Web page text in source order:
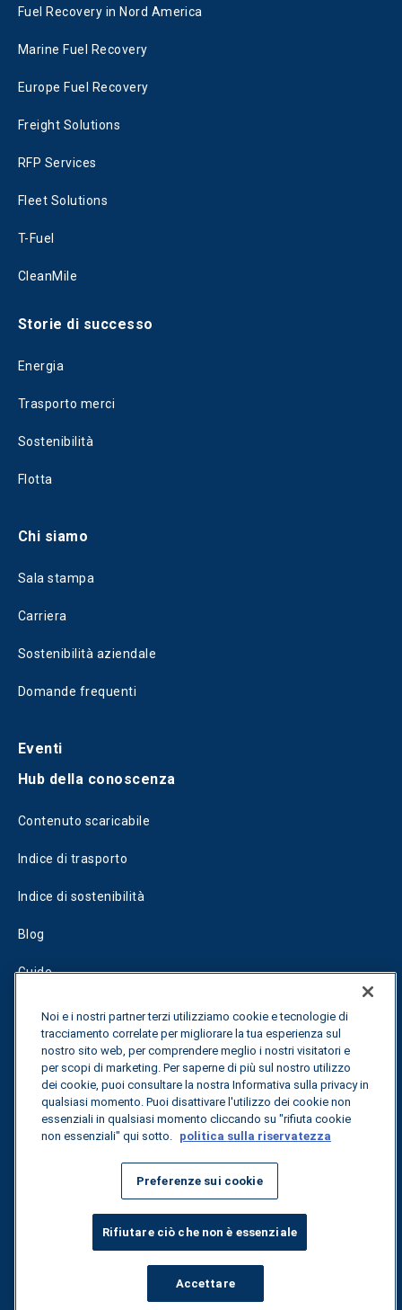
Fuel Recovery in Nord America
Marine Fuel Recovery
Europe Fuel Recovery
Freight Solutions
RFP Services
Fleet Solutions
T-Fuel
CleanMile
Storie di successo
Energia
Trasporto merci
Sostenibilità
Flotta
Chi siamo
Sala stampa
Carriera
Sostenibilità aziendale
Domande frequenti
Eventi
Hub della conoscenza
Contenuto scaricabile
Indice di trasporto
Indice di sostenibilità
Blog
Guide
Fuel Savings Calculator
Calcolatore di ottimizzazione dei trasporti
Tracciamento delle tariffe
Contattateci
Tutti i diritti riservati. Informativa sulla privacy
Noi e i nostri partner terzi utilizziamo cookie e tecnologie di
tracciamento correlate per migliorare la tua esperienza sul
nostro sito web, per comprendere meglio i nostri visitatori e
per scopi di marketing. Per saperne di più sul nostro utilizzo
dei cookie, puoi consultare la nostra Informativa sulla privacy in
qualsiasi momento. Puoi disattivare l'utilizzo dei cookie non
essenziali in qualsiasi momento cliccando su "rifiuta cookie
non essenziali" qui sotto. politica sulla riservatezza
Preferenze sui cookie
Rifiutare ciò che non è essenziale
Accettare